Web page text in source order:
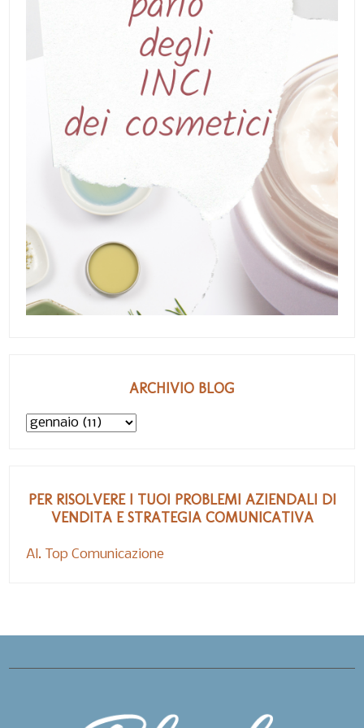
ARCHIVIO BLOG
PER RISOLVERE I TUOI PROBLEMI AZIENDALI DI
VENDITA E STRATEGIA COMUNICATIVA
Al. Top Comunicazione